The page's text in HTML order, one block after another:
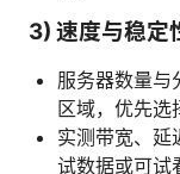
3) 速度与稳定
服务器数量与
区域，优先选
实测带宽、延
试数据或可试